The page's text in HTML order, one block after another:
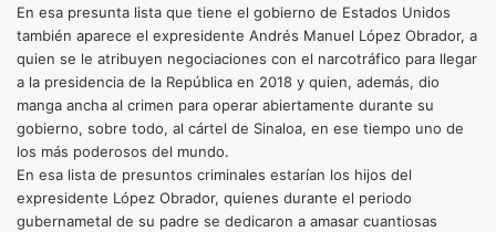
En esa presunta lista que tiene el gobierno de Estados Unidos
también aparece el expresidente Andrés Manuel López Obrador, a
quien se le atribuyen negociaciones con el narcotráfico para llegar
a la presidencia de la República en 2018 y quien, además, dio
manga ancha al crimen para operar abiertamente durante su
gobierno, sobre todo, al cártel de Sinaloa, en ese tiempo uno de
los más poderosos del mundo.
En esa lista de presuntos criminales estarían los hijos del
expresidente López Obrador, quienes durante el periodo
gubernametal de su padre se dedicaron a amasar cuantiosas